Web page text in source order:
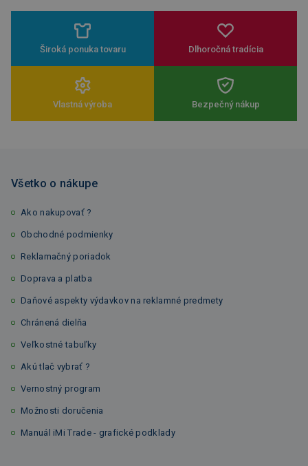
Široká ponuka tovaru Dlhoročná tradícia
Vlastná výroba Bezpečný nákup
Všetko o nákupe
Ako nakupovať ?
Obchodné podmienky
Reklamačný poriadok
Doprava a platba
Daňové aspekty výdavkov na reklamné predmety
Chránená dielňa
Veľkostné tabuľky
Akú tlač vybrať ?
Vernostný program
Možnosti doručenia
Manuál iMi Trade - grafické podklady